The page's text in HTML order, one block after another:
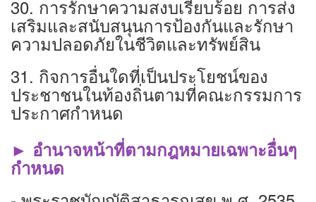
30. การรักษาความสงบเรียบร้อย การส่ง
เสริมและสนับสนุนการป้องกันและรักษา
ความปลอดภัยในชีวิตและทรัพย์สิน
31. กิจการอื่นใดที่เป็นประโยชน์ของ
ประชาชนในท้องถิ่นตามที่คณะกรรมการ
ประกาศกำหนด
► อำนาจหน้าที่ตามกฎหมายเฉพาะอื่นๆ
กำหนด